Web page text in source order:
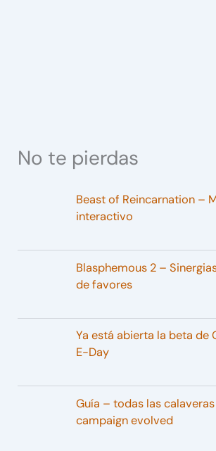
No te pierdas
Beast of Reincarnation –
interactivo
Blasphemous 2 –
de favores
Ya está abierta la beta de
E-Day
Guía – todas las
campaign evolved